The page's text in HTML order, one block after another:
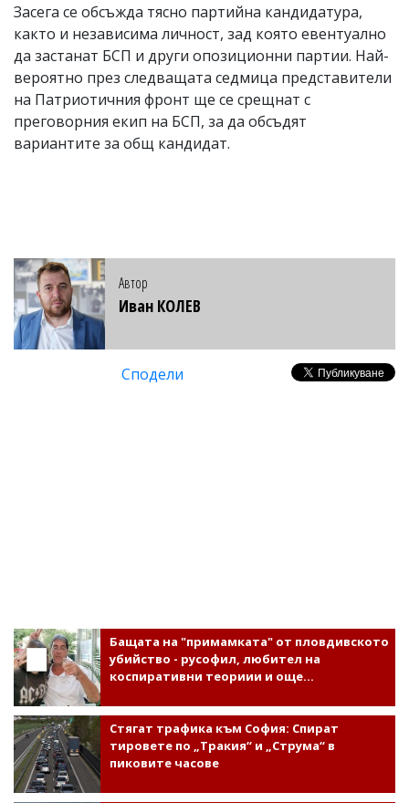
Засега се обсъжда тясно партийна кандидатура,
както и независима личност, зад която евентуално
да застанат БСП и други опозиционни партии. Най-
вероятно през следващата седмица представители
на Патриотичния фронт ще се срещнат с
преговорния екип на БСП, за да обсъдят
вариантите за общ кандидат.
Автор
Иван КОЛЕВ
Сподели
Бащата на "примамката" от пловдивското
убийство - русофил, любител на
коспиративни теориии и още...
Стягат трафика към София: Спират
тировете по „Тракия“ и „Струма“ в
пиковите часове